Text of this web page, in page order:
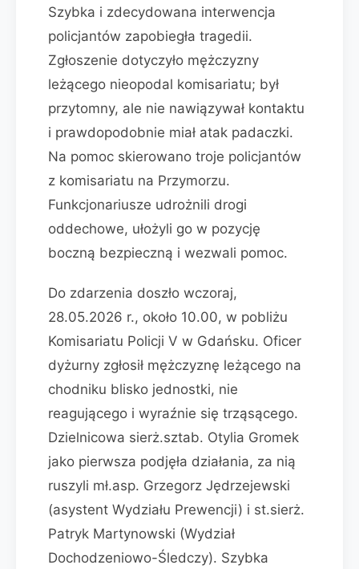
Szybka i zdecydowana interwencja
policjantów zapobiegła tragedii.
Zgłoszenie dotyczyło mężczyzny
leżącego nieopodal komisariatu; był
przytomny, ale nie nawiązywał kontaktu
i prawdopodobnie miał atak padaczki.
Na pomoc skierowano troje policjantów
z komisariatu na Przymorzu.
Funkcjonariusze udrożnili drogi
oddechowe, ułożyli go w pozycję
boczną bezpieczną i wezwali pomoc.
Do zdarzenia doszło wczoraj,
28.05.2026 r., około 10.00, w pobliżu
Komisariatu Policji V w Gdańsku. Oficer
dyżurny zgłosił mężczyznę leżącego na
chodniku blisko jednostki, nie
reagującego i wyraźnie się trząsącego.
Dzielnicowa sierż.sztab. Otylia Gromek
jako pierwsza podjęła działania, za nią
ruszyli mł.asp. Grzegorz Jędrzejewski
(asystent Wydziału Prewencji) i st.sierż.
Patryk Martynowski (Wydział
Dochodzeniowo-Śledczy). Szybka